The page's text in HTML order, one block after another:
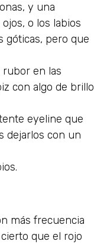
y una
o los labios
góticas, pero que
rubor en las
con algo de brillo
eyeline que
dejarlos con un
más frecuencia
que el rojo